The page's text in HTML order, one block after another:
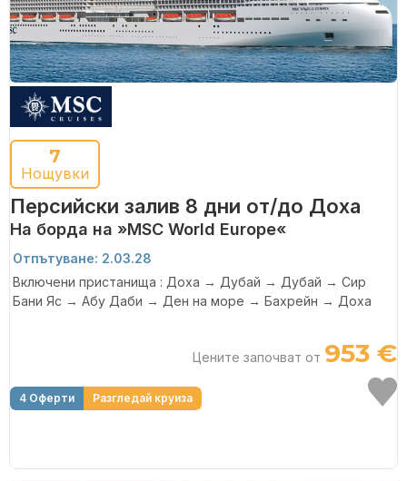
7
Нощувки
Персийски залив 8 дни от/до Доха
На борда на »MSC World Europe«
Отпътуване: 2.03.28
Включени пристанища : Доха → Дубай → Дубай → Сир
Бани Яс → Абу Даби → Ден на море → Бахрейн → Доха
Цените започват от 953 €
4 Оферти Разгледай круиза